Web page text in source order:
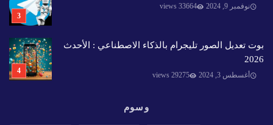
نوفمبر 9, 2024 33664 views
بوت تعديل الصور تليجرام بالذكاء الاصطناعي : الأحدث
2026
أغسطس 3, 2024 29275 views
وسوم